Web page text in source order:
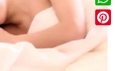
c
e
o
m
a
W
a
i